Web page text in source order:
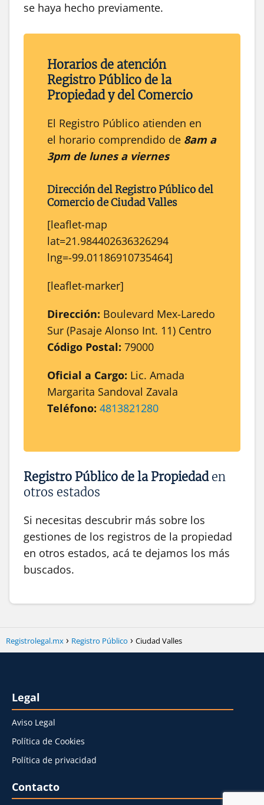
se haya hecho previamente.
Horarios de atención
Registro Público de la
Propiedad y del Comercio
El Registro Público atienden en
el horario comprendido de 8am a
3pm de lunes a viernes
Dirección delRegistro Públicodel
ComerciodeCiudad Valles
[leaflet-map
lat=21.984402636326294
lng=-99.01186910735464]
[leaflet-marker]
Dirección: Boulevard Mex-Laredo
Sur (Pasaje Alonso Int. 11) Centro
Código Postal: 79000
Oficial a Cargo: Lic. Amada
Margarita Sandoval Zavala
Teléfono: 4813821280
Registro Público de la Propiedaden
otros estados
Si necesitas descubrir más sobre los
gestiones de los registros de la propiedad
en otros estados, acá te dejamos los más
buscados.
Registrolegal.mx Registro Público Ciudad Valles
Legal
Aviso Legal
Política de Cookies
Política de privacidad
Contacto